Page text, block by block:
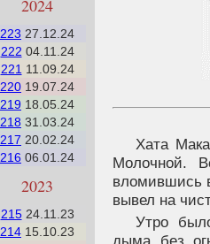
2024
223 27.12.24
222 04.11.24
221 11.09.24
220 19.07.24
219 18.05.24
218 31.03.24
217 20.02.24
216 06.01.24
2023
21524.11.23
214 15.10.23
Хата
Молочной.
вломившись
вывел на
Утро
дыма без